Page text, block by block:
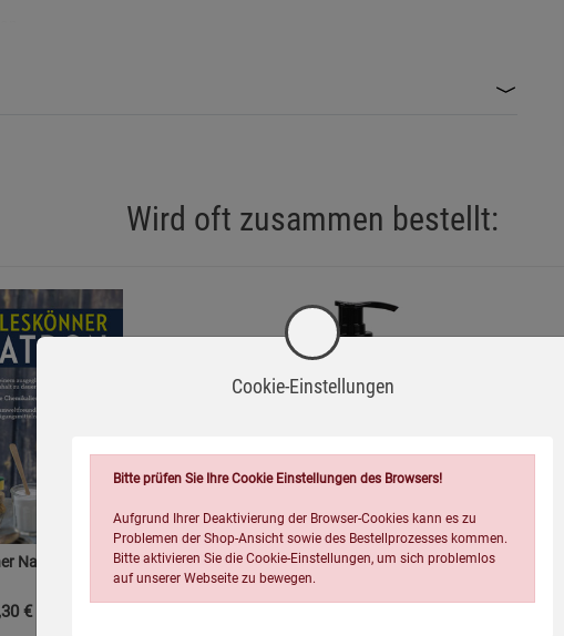
sauren Flüssigkeiten.
Reaktionen sofort einen Arzt konsultieren.
der lokalen Recyclingvorgaben entsorgen.
geeignet.
als Baking Soda bekannt.
mit einem Arzt oder Apotheker nutzen.
Wird oft zusammen bestellt:
Natron
€
Kopp Vital® Rizinusöl nativ Ph.
Eur. - 250 ml / Premium
Cookie-Einstellungen
Bitte prüfen Sie Ihre Cookie Einstellungen des Browsers!
Aufgrund Ihrer Deaktivierung der Browser-Cookies kann es zu
Problemen der Shop-Ansicht sowie des Bestellprozesses kommen.
Bitte aktivieren Sie die Cookie-Einstellungen, um sich problemlos
auf unserer Webseite zu bewegen.